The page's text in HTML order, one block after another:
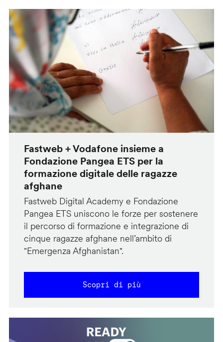
Fastweb + Vodafone insieme a
Fondazione Pangea ETS per la
formazione digitale delle ragazze
afghane
Fastweb Digital Academy e Fondazione
Pangea ETS uniscono le forze per sostenere
il percorso di formazione e integrazione di
cinque ragazze afghane nell’ambito di
"Emergenza Afghanistan".
Scopri di più